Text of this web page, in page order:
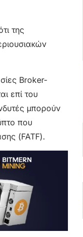
της
Broker-
επί του
μπορούν
που
(FATF).